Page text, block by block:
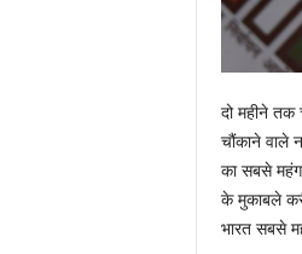
दो महीने
चौंकाने वाले
का सबसे
के मुकाबले
भारत सबसे